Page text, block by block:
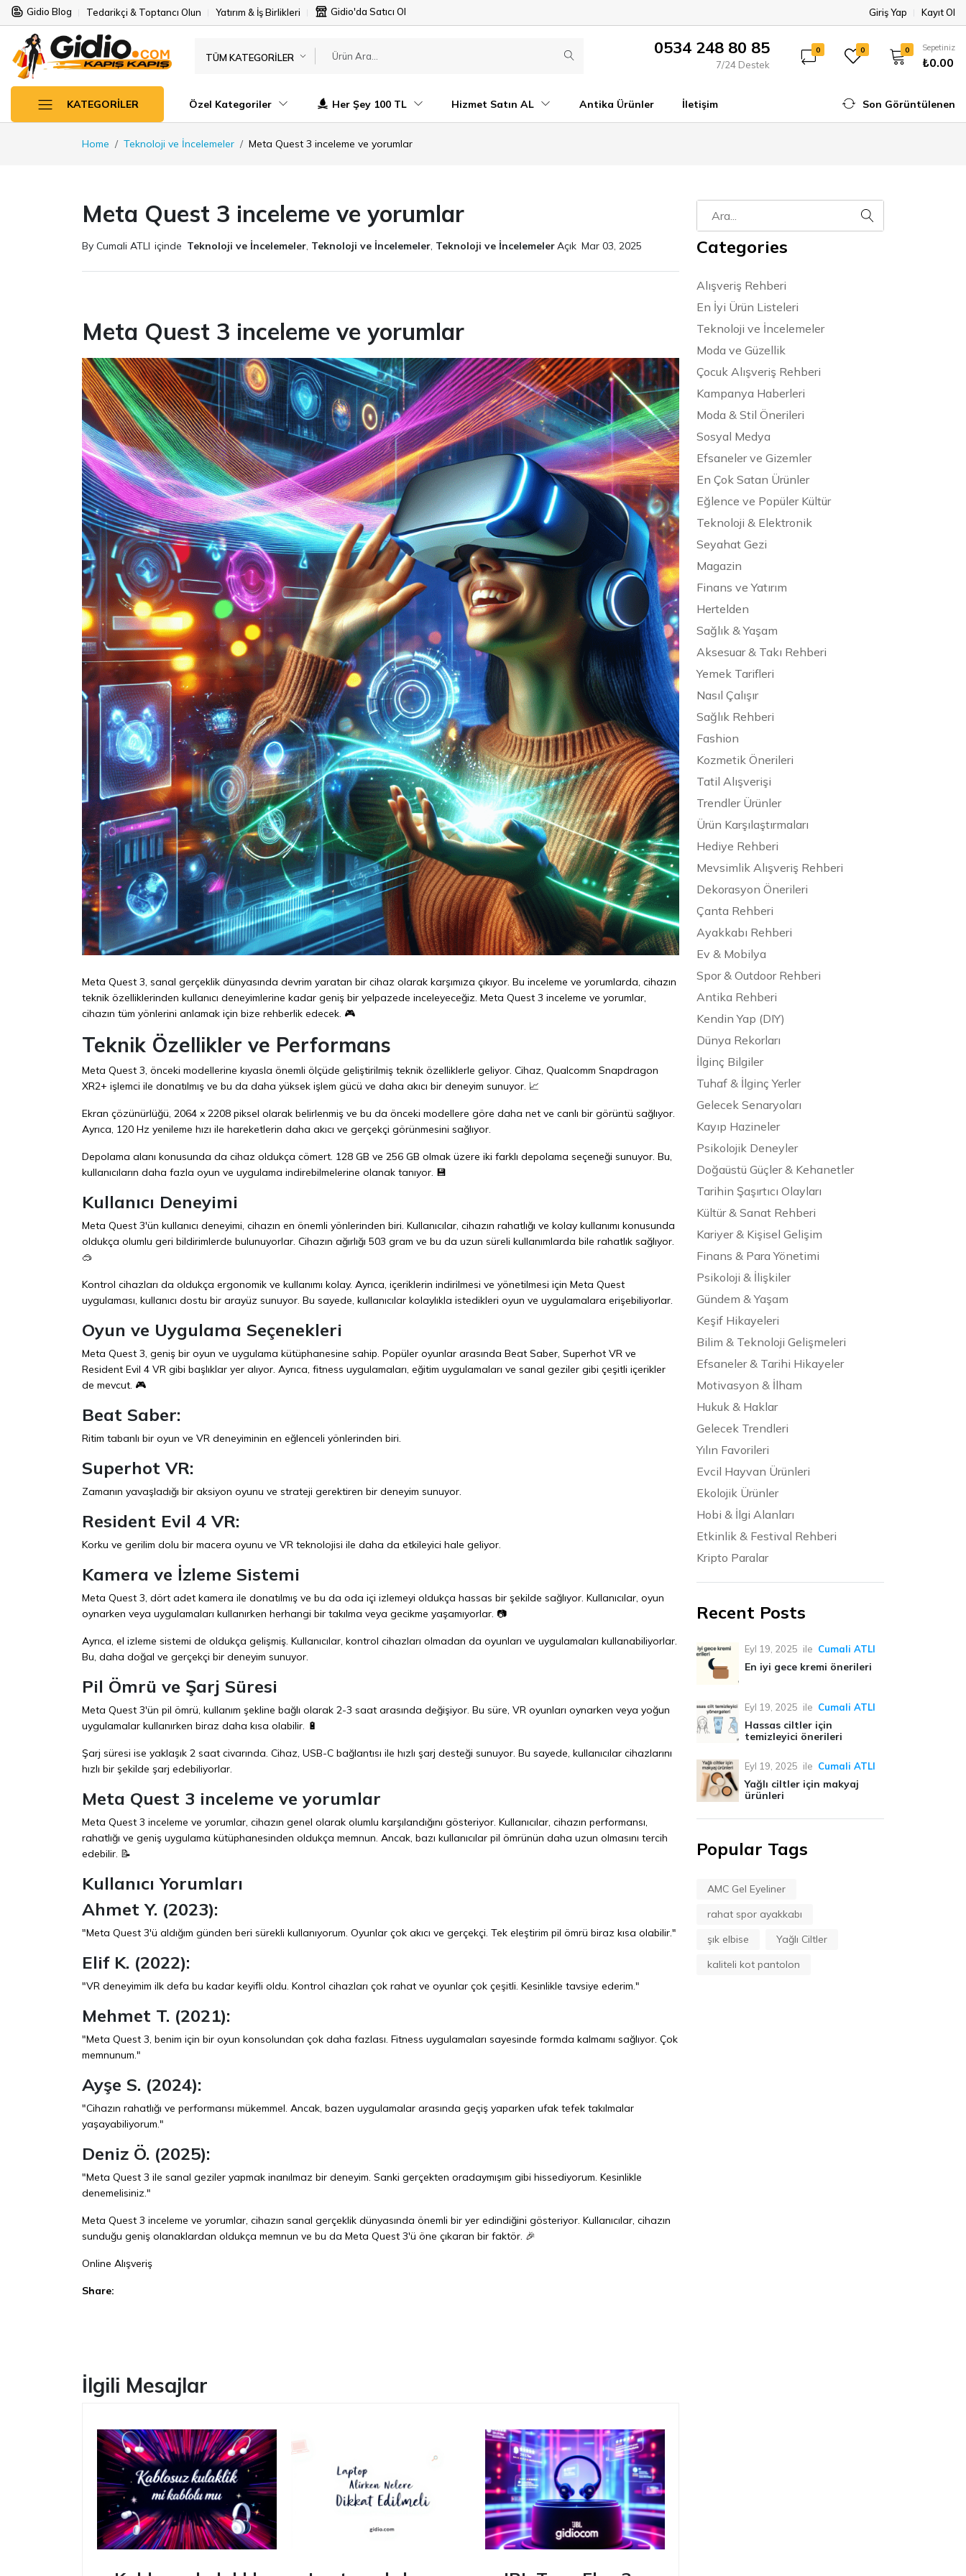
Gidio Blog Tedarikçi & Toptancı Olun Yatırım & İş Birlikleri Gidio'da Satıcı Ol Giriş Yap Kayıt Ol
TÜM KATEGORILER 0534 248 80 85
7/24 Destek
0 0 0 Sepetiniz
₺0.00
KATEGORILER Özel Kategoriler Her Şey 100 TL Hizmet Satın AL Antika Ürünler İletişim Son Görüntülenen
Home Teknoloji ve İncelemeler Meta Quest 3 inceleme ve yorumlar
Meta Quest 3 inceleme ve yorumlar
By Cumali ATLI içinde Teknoloji ve İncelemeler Teknoloji ve İncelemeler Teknoloji ve İncelemelerAçık Mar 03, 2025
Meta Quest 3 inceleme ve yorumlar
Meta Quest 3, sanal gerçeklik dünyasında devrim yaratan bir cihaz olarak karşımıza çıkıyor. Bu inceleme ve yorumlarda, cihazın
teknik özelliklerinden kullanıcı deneyimlerine kadar geniş bir yelpazede inceleyeceğiz. Meta Quest 3 inceleme ve yorumlar,
cihazın tüm yönlerini anlamak için bize rehberlik edecek. 🎮
Teknik Özellikler ve Performans
Meta Quest 3, önceki modellerine kıyasla önemli ölçüde geliştirilmiş teknik özelliklerle geliyor. Cihaz, Qualcomm Snapdragon
XR2+ işlemci ile donatılmış ve bu da daha yüksek işlem gücü ve daha akıcı bir deneyim sunuyor. 📈
Ekran çözünürlüğü, 2064 x 2208 piksel olarak belirlenmiş ve bu da önceki modellere göre daha net ve canlı bir görüntü sağlıyor.
Ayrıca, 120 Hz yenileme hızı ile hareketlerin daha akıcı ve gerçekçi görünmesini sağlıyor.
Depolama alanı konusunda da cihaz oldukça cömert. 128 GB ve 256 GB olmak üzere iki farklı depolama seçeneği sunuyor. Bu,
kullanıcıların daha fazla oyun ve uygulama indirebilmelerine olanak tanıyor. 💾
Kullanıcı Deneyimi
Meta Quest 3'ün kullanıcı deneyimi, cihazın en önemli yönlerinden biri. Kullanıcılar, cihazın rahatlığı ve kolay kullanımı konusunda
oldukça olumlu geri bildirimlerde bulunuyorlar. Cihazın ağırlığı 503 gram ve bu da uzun süreli kullanımlarda bile rahatlık sağlıyor.
🥽
Kontrol cihazları da oldukça ergonomik ve kullanımı kolay. Ayrıca, içeriklerin indirilmesi ve yönetilmesi için Meta Quest
uygulaması, kullanıcı dostu bir arayüz sunuyor. Bu sayede, kullanıcılar kolaylıkla istedikleri oyun ve uygulamalara erişebiliyorlar.
Oyun ve Uygulama Seçenekleri
Meta Quest 3, geniş bir oyun ve uygulama kütüphanesine sahip. Popüler oyunlar arasında Beat Saber, Superhot VR ve
Resident Evil 4 VR gibi başlıklar yer alıyor. Ayrıca, fitness uygulamaları, eğitim uygulamaları ve sanal geziler gibi çeşitli içerikler
de mevcut. 🎮
Beat Saber:
Ritim tabanlı bir oyun ve VR deneyiminin en eğlenceli yönlerinden biri.
Superhot VR:
Zamanın yavaşladığı bir aksiyon oyunu ve strateji gerektiren bir deneyim sunuyor.
Resident Evil 4 VR:
Korku ve gerilim dolu bir macera oyunu ve VR teknolojisi ile daha da etkileyici hale geliyor.
Kamera ve İzleme Sistemi
Meta Quest 3, dört adet kamera ile donatılmış ve bu da oda içi izlemeyi oldukça hassas bir şekilde sağlıyor. Kullanıcılar, oyun
oynarken veya uygulamaları kullanırken herhangi bir takılma veya gecikme yaşamıyorlar. 📷
Ayrıca, el izleme sistemi de oldukça gelişmiş. Kullanıcılar, kontrol cihazları olmadan da oyunları ve uygulamaları kullanabiliyorlar.
Bu, daha doğal ve gerçekçi bir deneyim sunuyor.
Pil Ömrü ve Şarj Süresi
Meta Quest 3'ün pil ömrü, kullanım şekline bağlı olarak 2-3 saat arasında değişiyor. Bu süre, VR oyunları oynarken veya yoğun
uygulamalar kullanırken biraz daha kısa olabilir. 🔋
Şarj süresi ise yaklaşık 2 saat civarında. Cihaz, USB-C bağlantısı ile hızlı şarj desteği sunuyor. Bu sayede, kullanıcılar cihazlarını
hızlı bir şekilde şarj edebiliyorlar.
Meta Quest 3 inceleme ve yorumlar
Meta Quest 3 inceleme ve yorumlar, cihazın genel olarak olumlu karşılandığını gösteriyor. Kullanıcılar, cihazın performansı,
rahatlığı ve geniş uygulama kütüphanesinden oldukça memnun. Ancak, bazı kullanıcılar pil ömrünün daha uzun olmasını tercih
edebilir. 📝
Kullanıcı Yorumları
Ahmet Y. (2023):
"Meta Quest 3'ü aldığım günden beri sürekli kullanıyorum. Oyunlar çok akıcı ve gerçekçi. Tek eleştirim pil ömrü biraz kısa olabilir."
Elif K. (2022):
"VR deneyimim ilk defa bu kadar keyifli oldu. Kontrol cihazları çok rahat ve oyunlar çok çeşitli. Kesinlikle tavsiye ederim."
Mehmet T. (2021):
"Meta Quest 3, benim için bir oyun konsolundan çok daha fazlası. Fitness uygulamaları sayesinde formda kalmamı sağlıyor. Çok
memnunum."
Ayşe S. (2024):
"Cihazın rahatlığı ve performansı mükemmel. Ancak, bazen uygulamalar arasında geçiş yaparken ufak tefek takılmalar
yaşayabiliyorum."
Deniz Ö. (2025):
"Meta Quest 3 ile sanal geziler yapmak inanılmaz bir deneyim. Sanki gerçekten oradaymışım gibi hissediyorum. Kesinlikle
denemelisiniz."
Meta Quest 3 inceleme ve yorumlar, cihazın sanal gerçeklik dünyasında önemli bir yer edindiğini gösteriyor. Kullanıcılar, cihazın
sunduğu geniş olanaklardan oldukça memnun ve bu da Meta Quest 3'ü öne çıkaran bir faktör. 🎉
Online Alışveriş
Share:
İlgili Mesajlar
Categories
Alışveriş Rehberi
En İyi Ürün Listeleri
Teknoloji ve İncelemeler
Moda ve Güzellik
Çocuk Alışveriş Rehberi
Kampanya Haberleri
Moda & Stil Önerileri
Sosyal Medya
Efsaneler ve Gizemler
En Çok Satan Ürünler
Eğlence ve Popüler Kültür
Teknoloji & Elektronik
Seyahat Gezi
Magazin
Finans ve Yatırım
Hertelden
Sağlık & Yaşam
Aksesuar & Takı Rehberi
Yemek Tarifleri
Nasıl Çalışır
Sağlık Rehberi
Fashion
Kozmetik Önerileri
Tatil Alışverişi
Trendler Ürünler
Ürün Karşılaştırmaları
Hediye Rehberi
Mevsimlik Alışveriş Rehberi
Dekorasyon Önerileri
Çanta Rehberi
Ayakkabı Rehberi
Ev & Mobilya
Spor & Outdoor Rehberi
Antika Rehberi
Kendin Yap (DIY)
Dünya Rekorları
İlginç Bilgiler
Tuhaf & İlginç Yerler
Gelecek Senaryoları
Kayıp Hazineler
Psikolojik Deneyler
Doğaüstü Güçler & Kehanetler
Tarihin Şaşırtıcı Olayları
Kültür & Sanat Rehberi
Kariyer & Kişisel Gelişim
Finans & Para Yönetimi
Psikoloji & İlişkiler
Gündem & Yaşam
Keşif Hikayeleri
Bilim & Teknoloji Gelişmeleri
Efsaneler & Tarihi Hikayeler
Motivasyon & İlham
Hukuk & Haklar
Gelecek Trendleri
Yılın Favorileri
Evcil Hayvan Ürünleri
Ekolojik Ürünler
Hobi & İlgi Alanları
Etkinlik & Festival Rehberi
Kripto Paralar
Recent Posts
Eyl 19, 2025 ile Cumali ATLI
En iyi gece kremi önerileri
Eyl 19, 2025 ile Cumali ATLI
Hassas ciltler için
temizleyici önerileri
Eyl 19, 2025 ile Cumali ATLI
Yağlı ciltler için makyaj
ürünleri
Popular Tags
AMC Gel Eyeliner
rahat spor ayakkabı
şık elbise
Yağlı Ciltler
kaliteli kot pantolon